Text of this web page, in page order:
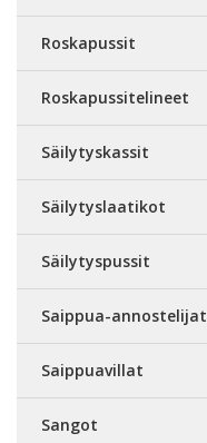
Roskapussit
Roskapussitelineet
Säilytyskassit
Säilytyslaatikot
Säilytyspussit
Saippua-annostelijat
Saippuavillat
Sangot